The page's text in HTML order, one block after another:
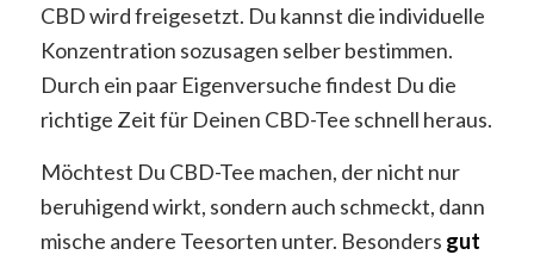
CBD wird freigesetzt. Du kannst die individuelle
Konzentration sozusagen selber bestimmen.
Durch ein paar Eigenversuche findest Du die
richtige Zeit für Deinen CBD-Tee schnell heraus.
Möchtest Du CBD-Tee machen, der nicht nur
beruhigend wirkt, sondern auch schmeckt, dann
mische andere Teesorten unter. Besonders gut